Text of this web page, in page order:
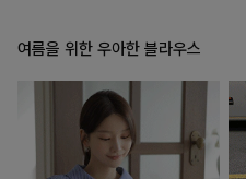
여름을 위한 우아한 블라우스